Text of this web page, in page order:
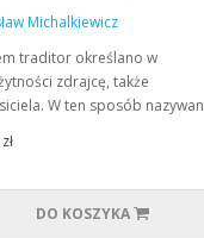
Michalkiewicz
traditor określano w
zdrajcę, także
W ten sposób
DO KOSZYKA